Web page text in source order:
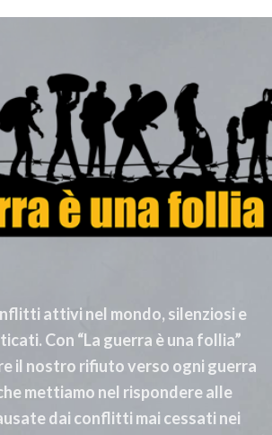
attivi nel mondo, silenziosi e
Con “La guerra è una follia”
il nostro rifiuto verso ogni guerra
mettiamo nel rispondere alle
dai conflitti mai cessati nei